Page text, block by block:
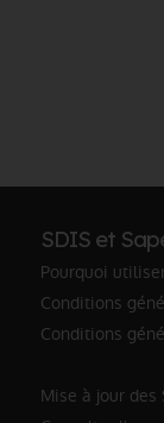
SDIS et
Pourquoi
Conditions
Conditions
Mise à jour des